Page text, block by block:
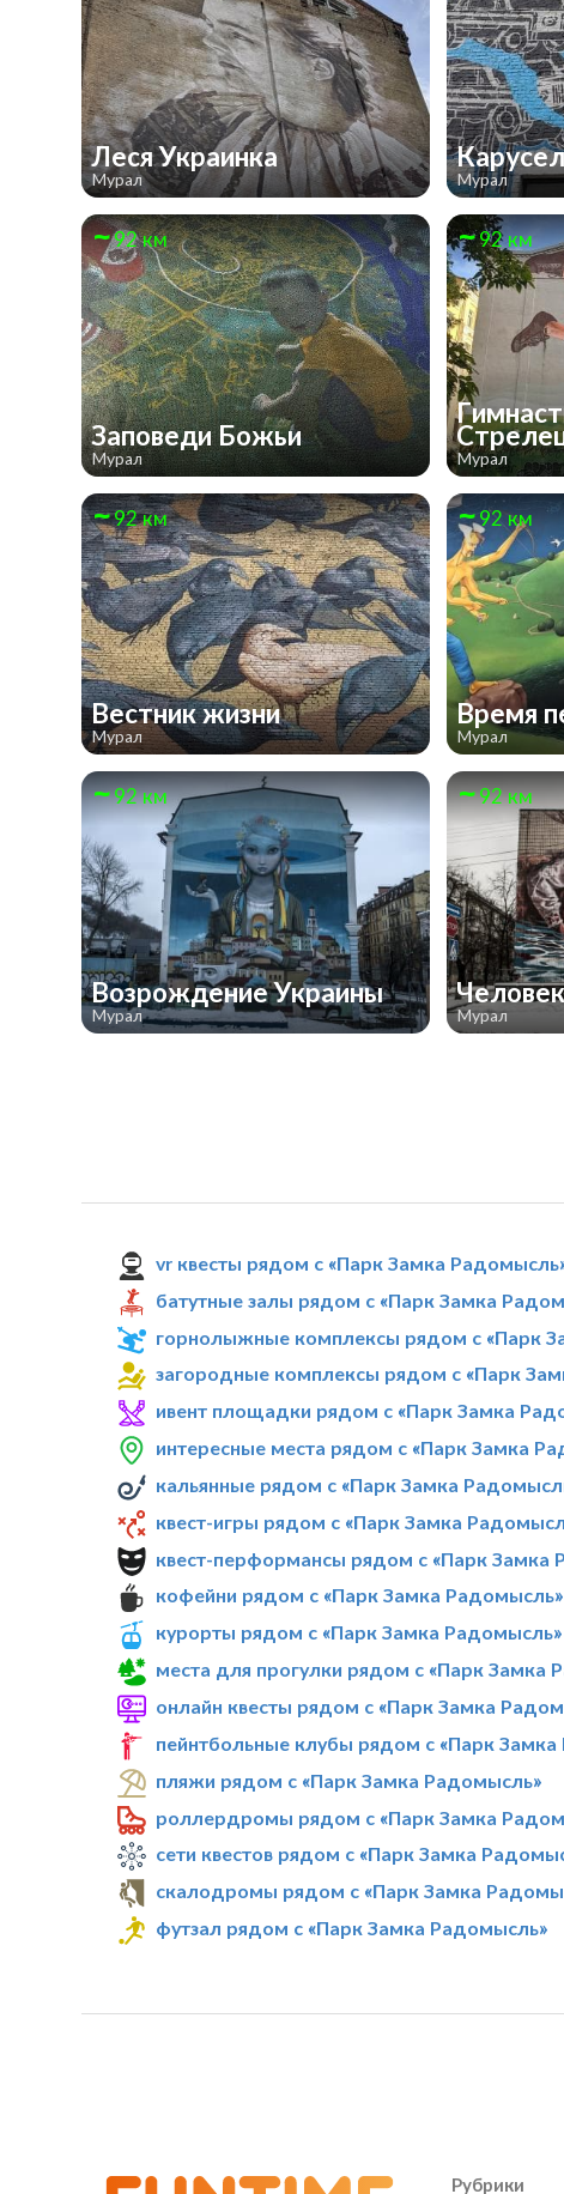
Леся Украинка
Мурал Мурал
92 км
Заповеди Божьи
Мурал
92 км
Мурал
92 км
Вестник жизни
Мурал
92 км
Время
Мурал
92 км
Возрождение Украины
Мурал
92 км
Мурал
vr квесты рядом с «Парк Замка
батутные залы рядом с «Парк Замка
горнолыжные комплексы рядом с «Парк
загородные комплексы рядом с «Парк
ивент площадки рядом с «Парк Замка
интересные места рядом с «Парк Замка
кальянные рядом с «Парк Замка
квест-игры рядом с «Парк Замка
квест-перформансы рядом с «Парк Замка
кофейни рядом с «Парк Замка Радомысль»
курорты рядом с «Парк Замка Радомысль»
места для прогулки рядом с «Парк Замка
онлайн квесты рядом с «Парк Замка
пейнтбольные клубы рядом с «Парк
пляжи рядом с «Парк Замка Радомысль»
роллердромы рядом с «Парк Замка
сети квестов рядом с «Парк Замка
скалодромы рядом с «Парк Замка
футзал рядом с «Парк Замка Радомысль»
Рубрики